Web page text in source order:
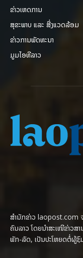
ຂ່າວເຫດການ
ສຸຂະພາບ ແລະ ສີ່ງແວດລ້ອມ
ຂ່າວການພັດທະນາ
ມູມໄອທີລາວ
ສຳນັກຂ່າວ laopost.com ຈ
ຄົນລາວ ໂດຍນຳສະເໜີຂ່າວສ
ພັກ-ລັດ, ເປັນປະໂຫຍດຕໍ່ຜູ້ຊົ